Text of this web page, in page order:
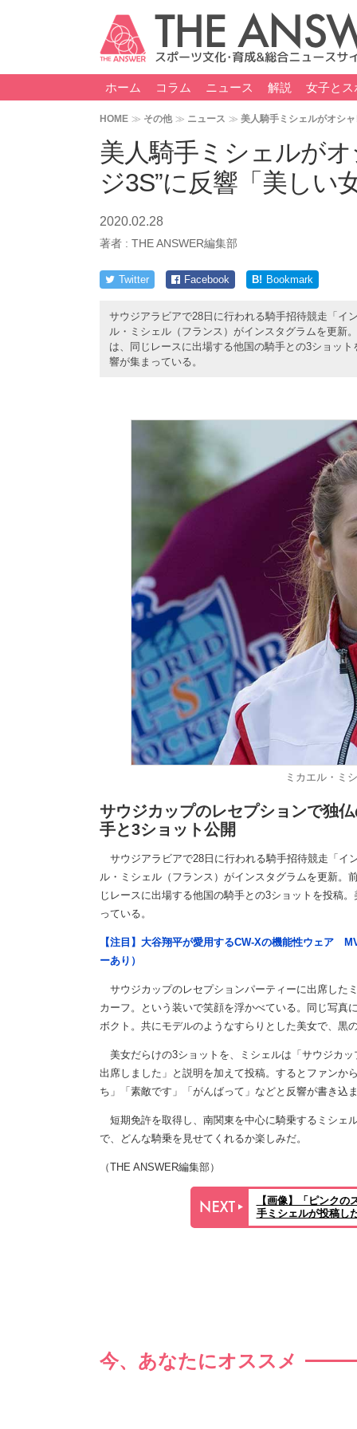
ホーム コラム ニュース 解説 女子とス
HOME その他 ニュース 美人騎手ミシェルがオシ
美人騎手ミシェルが
ジ3S”に反響「美しい
2020.02.28
著者 : THE ANSWER編集部
Twitter Facebook B! Bookmark
サウジアラビアで28日に行われる騎手招待競走「イ
ル・ミシェル（フランス）がインスタグラムを更新
は、同じレースに出場する他国の騎手との3ショッ
響が集まっている。
ミカエル・ミ
サウジカップのレセプションで独
手と3ショット公開
サウジアラビアで28日に行われる騎手招待競走「イ
ル・ミシェル（フランス）がインスタグラムを更新。
じレースに出場する他国の騎手との3ショットを投稿
っている。
【注目】大谷翔平が愛用するCW-Xの機能性ウェア
ーあり）
サウジカップのレセプションパーティーに出席した
カーフ。という装いで笑顔を浮かべている。同じ写真
ボクト。共にモデルのようなすらりとした美女で、黒
美女だらけの3ショットを、ミシェルは「サウジカ
出席しました」と説明を加えて投稿。するとファンか
ち」「素敵です」「がんばって」などと反響が書き込
短期免許を取得し、南関東を中心に騎乗するミシェ
で、どんな騎乗を見せてくれるか楽しみだ。
（THE ANSWER編集部）
【画像】「ピンク
手ミシェルが投稿し
今、あなたにオススメ